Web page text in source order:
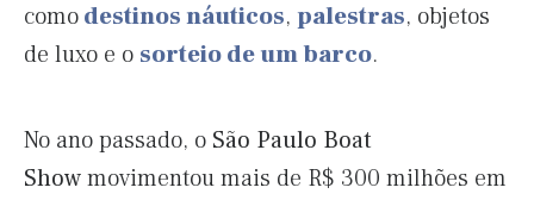
comodestinos náuticos, palestras, objetos
de luxo e o sorteio de um barco.
No ano passado, o São Paulo Boat
Showmovimentou mais de R$ 300 milhões em